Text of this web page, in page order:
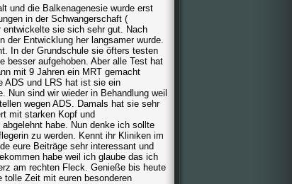
und die Balkenagenesie wurde erst
in der Schwangerschaft (
sie sich sehr gut. Nach
der Entwicklung her langsamer wurde.
In der Grundschule sie öfters testen
besser aufgehoben. Aber alle Test hat
mit 9 Jahren ein MRT gemacht
ADS und LRS hat ist sie ein
Nun sind wir wieder in Behandlung weil
wegen ADS. Damals hat sie sehr
mit starken Kopf und
habe. Nun denke ich sollte
zu werden. Kennt ihr Kliniken im
eure Beiträge sehr interessant und
habe weil ich glaube das ich
am rechten Fleck. Genieße bis heute
tolle Zeit mit euren besonderen